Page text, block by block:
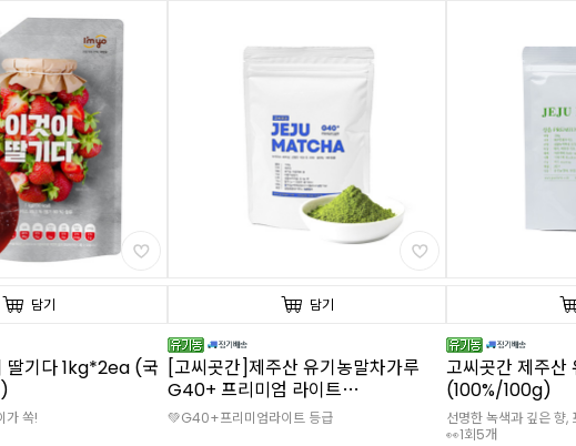
담기
딸기다 1kg*2ea (국
가 쏙!
담기
[고씨곳간]제주산 유기농말차가루
G40+ 프리미엄 라이트
(100%/100g)
💚G40+프리미엄라이트 등급
고씨곳간 제주산
(100%/100g)
선명한 녹색과 깊은 향,
👀1회5개